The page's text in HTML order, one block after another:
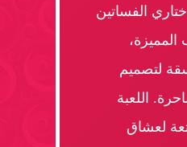
الفساتين
المميزة،
لتصميم
اللعبة
لعشاق